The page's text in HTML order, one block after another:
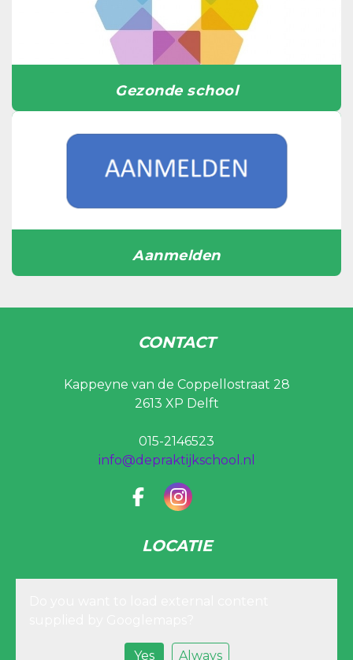
Gezonde school
Aanmelden
CONTACT
Kappeyne van de Coppellostraat 28
2613 XP Delft
015-2146523
info@depraktijkschool.nl
LOCATIE
Yes Always